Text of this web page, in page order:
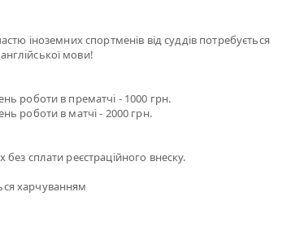
іноземних спортменів від суддів потребується
мови!
роботи в прематчі - 1000 грн.
роботи в матчі - 2000 грн.
без сплати реєстраційного внеску.
харчуванням